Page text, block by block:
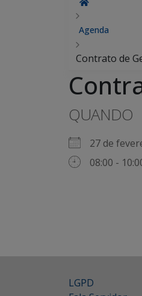
Agenda
Contrato de
QUANDO
27 de
08:00 -
LGPD